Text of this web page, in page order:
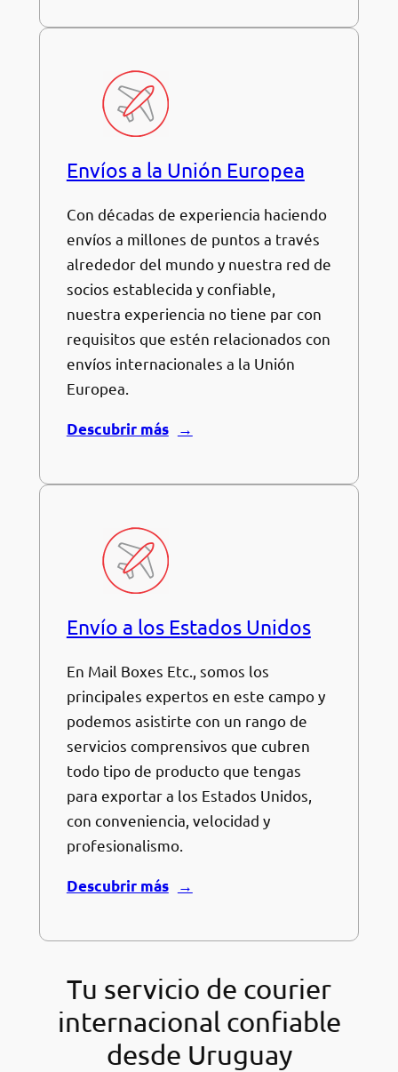
Envíos a la Unión Europea
Con décadas de experiencia haciendo
envíos a millones de puntos a través
alrededor del mundo y nuestra red de
socios establecida y confiable,
nuestra experiencia no tiene par con
requisitos que estén relacionados con
envíos internacionales a la Unión
Europea.
Descubrir más
Envío a los Estados Unidos
En Mail Boxes Etc., somos los
principales expertos en este campo y
podemos asistirte con un rango de
servicios comprensivos que cubren
todo tipo de producto que tengas
para exportar a los Estados Unidos,
con conveniencia, velocidad y
profesionalismo.
Descubrir más
Tu servicio de courier
internacional confiable
desde Uruguay